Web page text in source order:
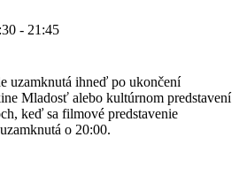
- 21:45
uzamknutá ihneď po ukončení
Mladosť alebo kultúrnom predstavení
keď sa filmové predstavenie
o 20:00.